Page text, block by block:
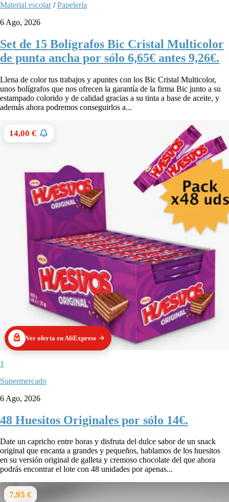
Material escolar/Papelería
6 Ago, 2026
Set de 15 Bolígrafos Bic Cristal Multicolor
de punta ancha por sólo 6,65€ antes 9,26€.
Llena de color tus trabajos y apuntes con los Bic Cristal Multicolor,
unos bolígrafos que nos ofrecen la garantía de la firma Bic junto a su
estampado colorido y de calidad gracias a su tinta a base de aceite, y
además ahora podremos conseguirlos a...
14,00 €
Ver oferta en AliExpress
1
Supermercado
6 Ago, 2026
48 Huesitos Originales por sólo 14€.
Date un capricho entre horas y disfruta del dulce sabor de un snack
original que encanta a grandes y pequeños, hablamos de los huesitos
en su versión original de galleta y cremoso chocolate del que ahora
podrás encontrar el lote con 48 unidades por apenas...
7,95 €